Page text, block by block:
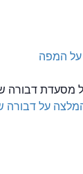
על המפה
מסעדת
על דבורה